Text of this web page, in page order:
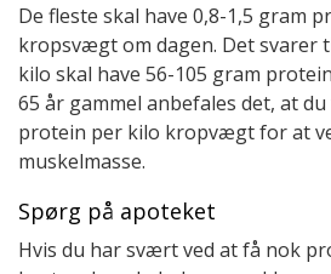
De fleste skal have 0,8-1,5 gram
kropsvægt om dagen. Det svarer
kilo skal have 56-105 gram
65 år gammel anbefales det, at
protein per kilo kropvægt for at
muskelmasse.
Spørg på apoteket
​Hvis du har svært ved at få nok